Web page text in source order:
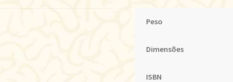
Peso
Dimensões
ISBN